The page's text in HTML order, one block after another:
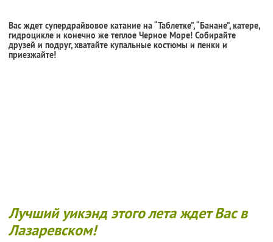
Вас ждет супердрайвовое катание на “Таблетке”, “Банане”, катере,
гидроцикле и конечно же теплое Черное Море! Собирайте
друзей и подруг, хватайте купальные костюмы и пенки и
приезжайте!
Лучший уикэнд этого лета ждет Вас в
Лазаревском!